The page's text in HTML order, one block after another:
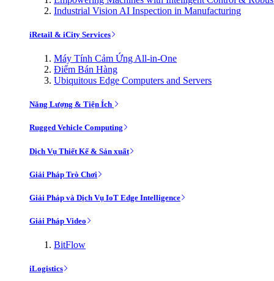
Industrial Vision AI Inspection in Manufacturing
iRetail & iCity Services
Máy Tính Cảm Ứng All-in-One
Điểm Bán Hàng
Ubiquitous Edge Computers and Servers
Năng Lượng & Tiện Ích
Rugged Vehicle Computing
Dịch Vụ Thiết Kế & Sản xuất
Giải Pháp Trò Chơi
Giải Pháp và Dịch Vụ IoT Edge Intelligence
Giải Pháp Video
BitFlow
iLogistics